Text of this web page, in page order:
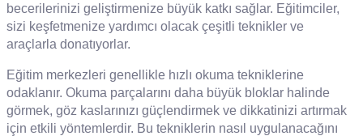
becerilerinizi geliştirmenize büyük katkı sağlar. Eğitimciler,
sizi keşfetmenize yardımcı olacak çeşitli teknikler ve
araçlarla donatıyorlar.
Eğitim merkezleri genellikle hızlı okuma tekniklerine
odaklanır. Okuma parçalarını daha büyük bloklar halinde
görmek, göz kaslarınızı güçlendirmek ve dikkatinizi artırmak
için etkili yöntemlerdir. Bu tekniklerin nasıl uygulanacağını